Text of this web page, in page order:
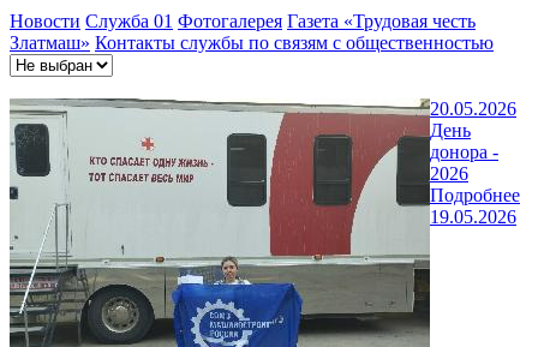
Новости Служба 01 Фотогалерея Газета «Трудовая честь
Златмаш» Контакты службы по связям с общественностью
20.05.2026
День
донора -
2026
Подробнее
19.05.2026